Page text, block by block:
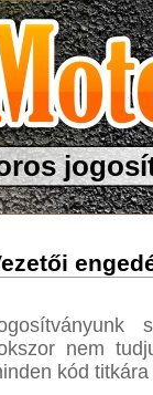
nem
kód